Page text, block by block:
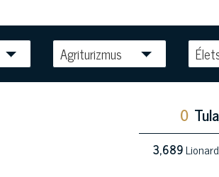
Agriturizmus
0
3,689